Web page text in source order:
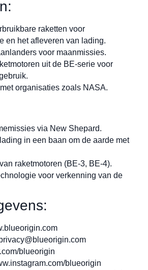
raketten voor
en het afleveren van lading.
voor maanmissies.
uit de BE-serie voor
organisaties zoals NASA.
via New Shepard.
in een baan om de aarde met
raketmotoren (BE-3, BE-4).
voor verkenning van de
blueorigin
blueorigin